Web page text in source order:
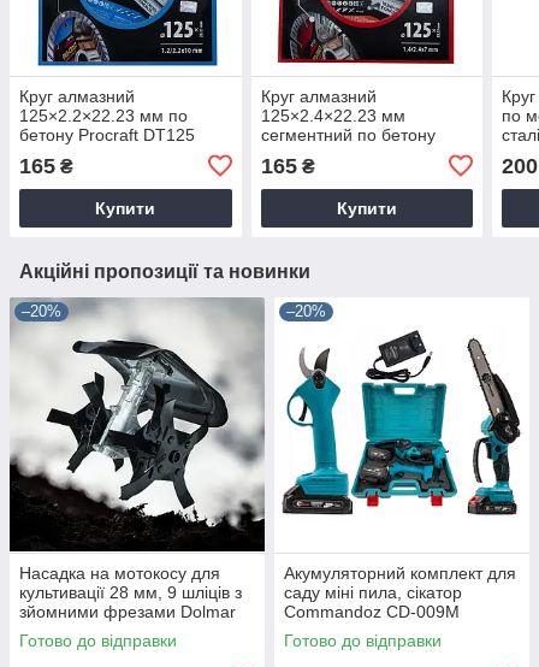
Круг алмазний
125×2.2×22.23 мм по
бетону Procraft DT125
165 ₴
Купити
Круг алмазний
125×2.4×22.23 мм
сегментний по бетону
165₴
Купити
по
200
Акційні пропозиції та новинки
–20%
Насадка на мотокосу для
культивації 28 мм, 9 шліців з
зйомними фрезами Dolmar
9T28
Готово до відправки
–20%
Акумуляторний комплект для
саду міні пила, сікатор
Commandoz CD-009M
Готово до відправки